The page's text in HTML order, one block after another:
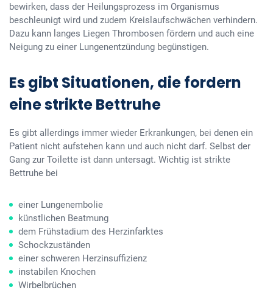
bewirken, dass der Heilungsprozess im Organismus
beschleunigt wird und zudem Kreislaufschwächen verhindern.
Dazu kann langes Liegen Thrombosen fördern und auch eine
Neigung zu einer Lungenentzündung begünstigen.
Es gibt Situationen, die fordern
eine strikte Bettruhe
Es gibt allerdings immer wieder Erkrankungen, bei denen ein
Patient nicht aufstehen kann und auch nicht darf. Selbst der
Gang zur Toilette ist dann untersagt. Wichtig ist strikte
Bettruhe bei
einer Lungenembolie
künstlichen Beatmung
dem Frühstadium des Herzinfarktes
Schockzuständen
einer schweren Herzinsuffizienz
instabilen Knochen
Wirbelbrüchen